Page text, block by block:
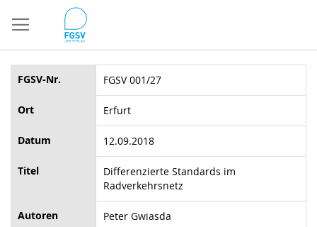
zum
Inhalt
FGSV-Nr. FGSV 001/27
Ort Erfurt
Datum 12.09.2018
Titel
Differenzierte Standards im
Radverkehrsnetz
Autoren Peter Gwiasda